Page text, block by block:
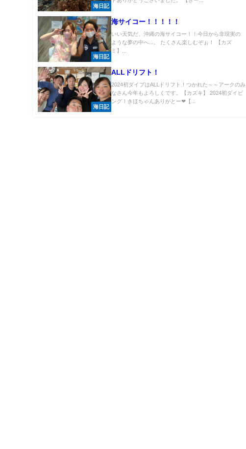
海日記
海日記
海サイコー！！！！！
いい天気だ、沖縄の海サイコー！！今日から非現実の
ような夢の中へ...。 たくさん楽しむぞぉ！ 【カズ
ミ】...
海日記
ALLドリフト！
2024初ダイブはALLドリフト！つかれた～～アークのみ
なさん今年もよろしくです。【カズキ】 2024初ダイビ
ング！きほちゃんありがとー❤【...